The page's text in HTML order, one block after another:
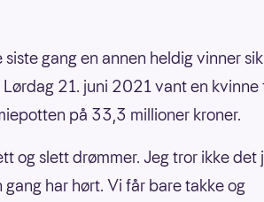
gang en annen heldig vinner
21. juni 2021 vant en kvinne
på 33,3 millioner kroner.
og slett drømmer. Jeg tror ikke det
har hørt. Vi får bare takke og